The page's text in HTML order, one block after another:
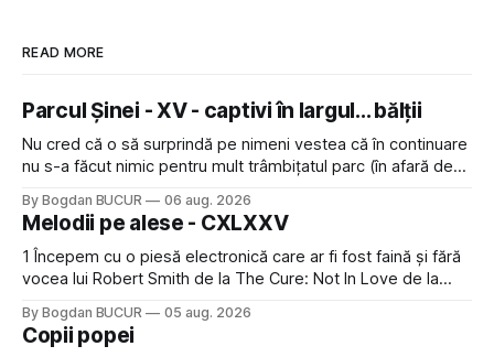
READ MORE
Parcul Șinei - XV - captivi în largul... bălții
Nu cred că o să surprindă pe nimeni vestea că în continuare
nu s-a făcut nimic pentru mult trâmbițatul parc (în afară de
timp pui și latră prin gard la lumea care trece prin zonă). Am
avut, în schimb, o belea
By Bogdan BUCUR 06 aug. 2026
Melodii pe alese - CXLXXV
1 Începem cu o piesă electronică care ar fi fost faină și fără
vocea lui Robert Smith de la The Cure: Not In Love de la
a dovedit că jumătatea masculină a acelui duo era cam
dubioasă...) 2. Băgăm la
By Bogdan BUCUR 05 aug. 2026
Copii popei